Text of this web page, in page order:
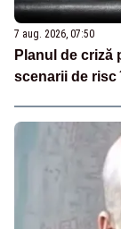
7 aug. 2026, 07:50
Planul de criză
scenarii de risc